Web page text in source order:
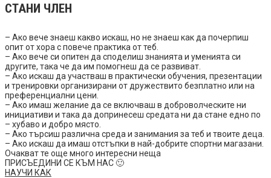
СТАНИ ЧЛЕН
– Ако вече знаеш какво искаш, но не знаеш как да почерпиш
опит от хора с повече практика от теб.
– Ако вече си опитен да споделиш знанията и уменията си
другите, така че да им помогнеш да се развиват.
– Ако искаш да участваш в практически обучения, презентации
и тренировки организирани от дружествито безплатно или на
преференциални цени.
– Ако имаш желание да се включваш в доброволческите ни
инициативи и така да допринесеш средата ни да стане едно по
– хубаво и добро място.
– Ако търсиш различна среда и занимания за теб и твоите деца.
– Ако искаш да имаш отстъпки в най-добрите спортни магазани.
Очакват те още много интересни неща
ПРИСЪЕДИНИ СЕ КЪМ НАС 🙂
НАУЧИ КАК